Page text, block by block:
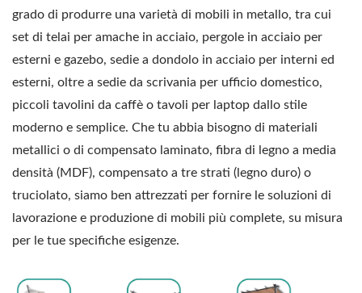
grado di produrre una varietà di mobili in metallo, tra cui
set di telai per amache in acciaio, pergole in acciaio per
esterni e gazebo, sedie a dondolo in acciaio per interni ed
esterni, oltre a sedie da scrivania per ufficio domestico,
piccoli tavolini da caffè o tavoli per laptop dallo stile
moderno e semplice. Che tu abbia bisogno di materiali
metallici o di compensato laminato, fibra di legno a media
densità (MDF), compensato a tre strati (legno duro) o
truciolato, siamo ben attrezzati per fornire le soluzioni di
lavorazione e produzione di mobili più complete, su misura
per le tue specifiche esigenze.